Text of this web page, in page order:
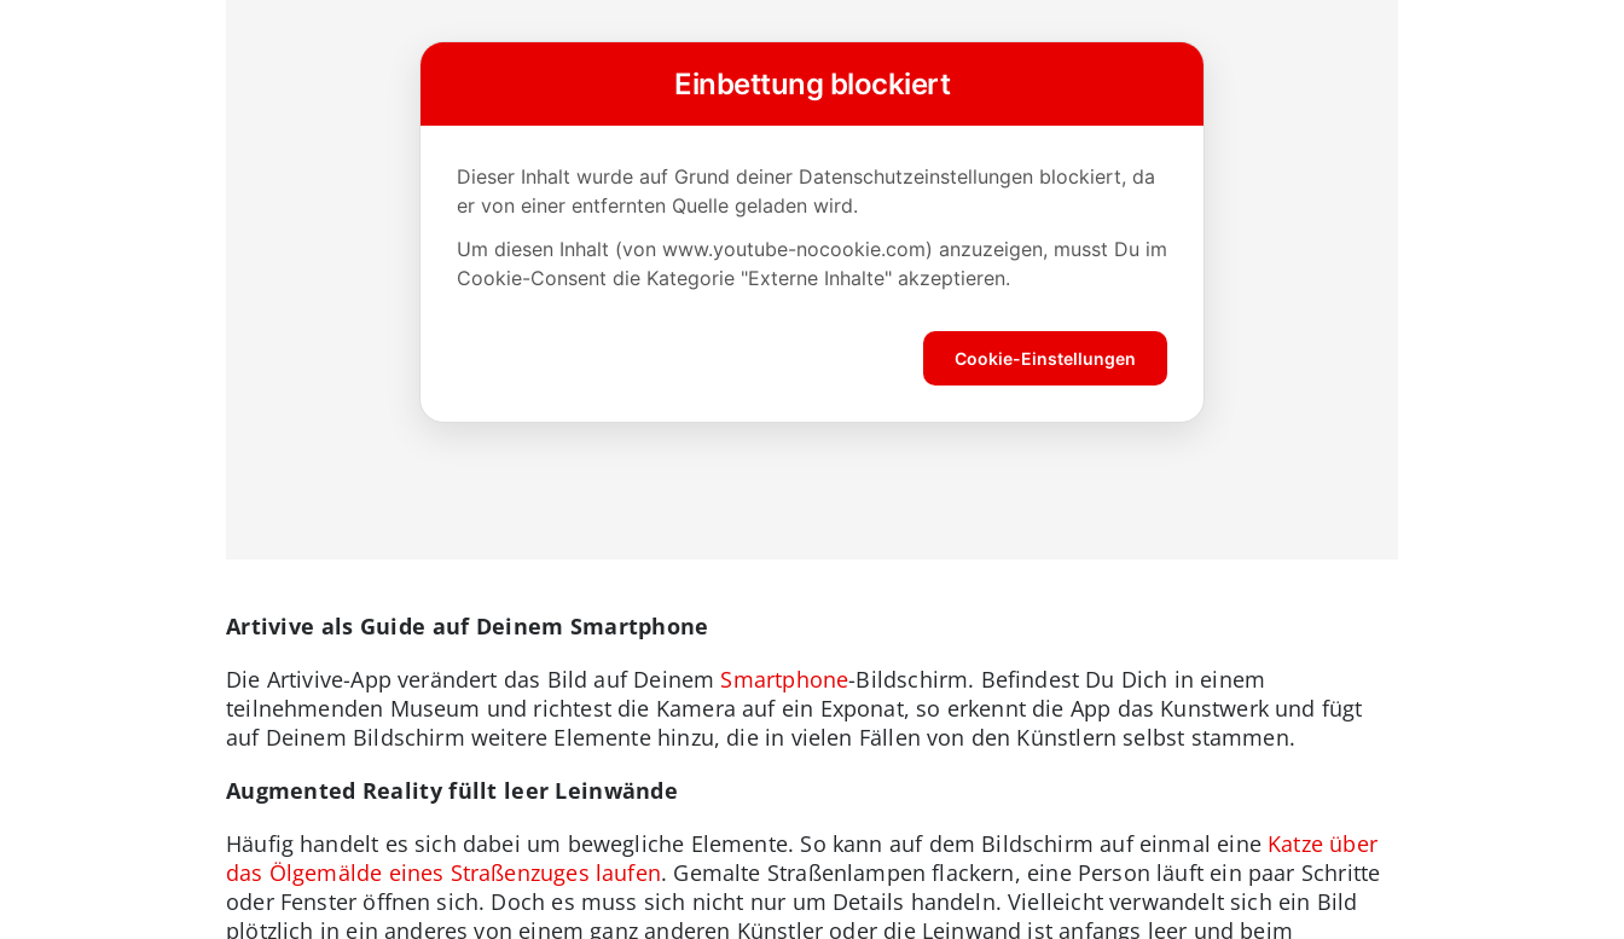
Artivive als Guide auf Deinem Smartphone
Die Artivive-App verändert das Bild auf Deinem Smartphone-Bildschirm. Befindest Du Dich in einem
teilnehmenden Museum und richtest die Kamera auf ein Exponat, so erkennt die App das Kunstwerk und fügt
auf Deinem Bildschirm weitere Elemente hinzu, die in vielen Fällen von den Künstlern selbst stammen.
Augmented Reality füllt leer Leinwände
Häufig handelt es sich dabei um bewegliche Elemente. So kann auf dem Bildschirm auf einmal eine Katze über
das Ölgemälde eines Straßenzuges laufen. Gemalte Straßenlampen flackern, eine Person läuft ein paar Schritte
oder Fenster öffnen sich. Doch es muss sich nicht nur um Details handeln. Vielleicht verwandelt sich ein Bild
plötzlich in ein anderes von einem ganz anderen Künstler oder die Leinwand ist anfangs leer und beim